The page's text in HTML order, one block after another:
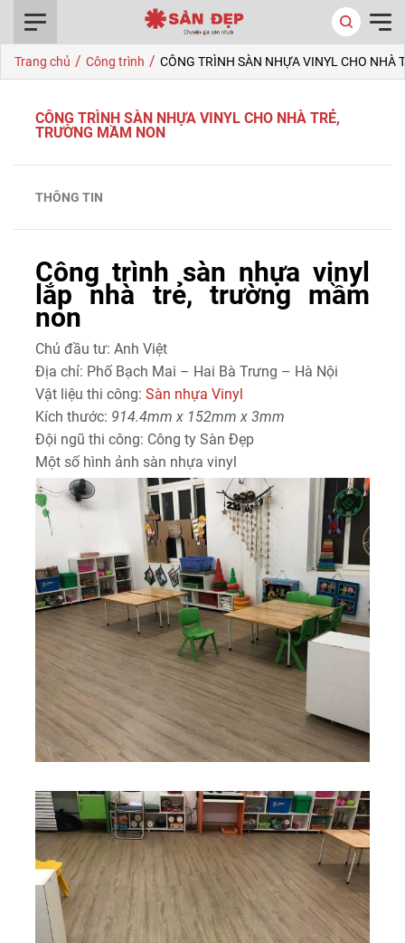
Trang chủ / Công trình / CÔNG TRÌNH SÀN NHỰA VINYL CHO NHÀ
CÔNG TRÌNH SÀN NHỰA VINYL CHO NHÀ TRẺ,
TRƯỜNG MẦM NON
Công trình sàn nhựa vinyl
lắp nhà trẻ, trường mầm
non
Chủ đầu tư: Anh Việt
Địa chỉ: Phố Bạch Mai – Hai Bà Trưng – Hà Nội
Vật liệu thi công: Sàn nhựa Vinyl
Kích thước: 914.4mm x 152mm x 3mm
Đội ngũ thi công: Công ty Sàn Đẹp
Một số hình ảnh sàn nhựa vinyl
THÔNG TIN